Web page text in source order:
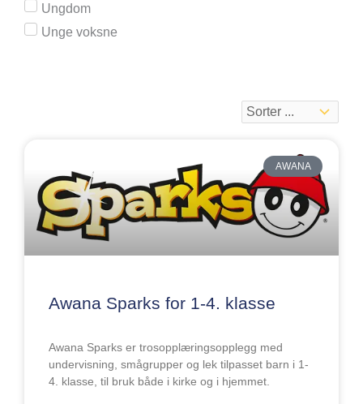
Ungdom
Unge voksne
AWANA
Awana Sparks for 1-4. klasse
Awana Sparks er trosopplæringsopplegg med
undervisning, smågrupper og lek tilpasset barn i 1-
4. klasse, til bruk både i kirke og i hjemmet.
d
e
d
e
i
d
e
i
d
e
d
e